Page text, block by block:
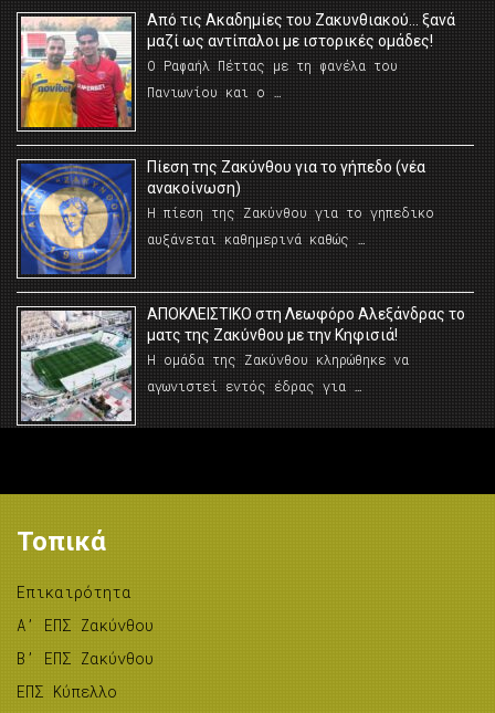
Από τις Ακαδημίες του Ζακυνθιακού… ξανά
μαζί ως αντίπαλοι με ιστορικές ομάδες!
Ο Ραφαήλ Πέττας με τη φανέλα του
Πανιωνίου και ο …
Πίεση της Ζακύνθου για το γήπεδο (νέα
ανακοίνωση)
Η πίεση της Ζακύνθου για το γηπεδικο
αυξάνεται καθημερινά καθώς …
AΠΟΚΛΕΙΣΤΙΚΟ στη Λεωφόρο Αλεξάνδρας το
ματς της Ζακύνθου με την Κηφισιά!
Η ομάδα της Ζακύνθου κληρώθηκε να
αγωνιστεί εντός έδρας για …
Τοπικά
Επικαιρότητα
A’ ΕΠΣ Ζακύνθου
B’ ΕΠΣ Ζακύνθου
ΕΠΣ Κύπελλο